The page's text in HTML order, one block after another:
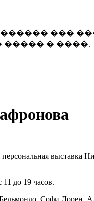
���
� ����.
выставка
до 19 часов.
Софи Лорен,